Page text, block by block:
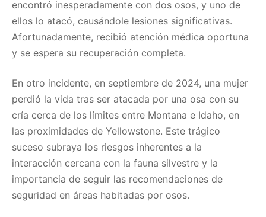
encontró inesperadamente con dos osos, y uno de
ellos lo atacó, causándole lesiones significativas.
Afortunadamente, recibió atención médica oportuna
y se espera su recuperación completa. ​
En otro incidente, en septiembre de 2024, una mujer
perdió la vida tras ser atacada por una osa con su
cría cerca de los límites entre Montana e Idaho, en
las proximidades de Yellowstone. Este trágico
suceso subraya los riesgos inherentes a la
interacción cercana con la fauna silvestre y la
importancia de seguir las recomendaciones de
seguridad en áreas habitadas por osos. ​